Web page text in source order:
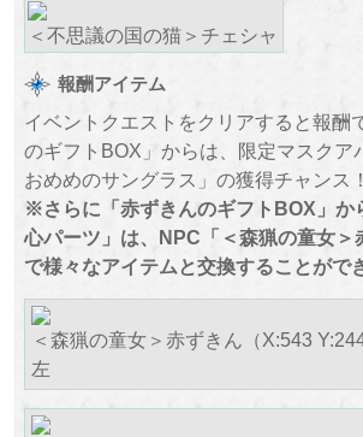
＜不思議の国の猫＞チェシャ
報酬アイテム
イベントクエストをクリアすると報酬
のギフトBOX」からは、限定マスクア
おめめのサングラス」の獲得チャンス！
※さらに「赤ずきんのギフトBOX」か
心パーツ」は、NPC「＜森猟の童女＞
で様々なアイテムと交換することがで
＜森猟の童女＞赤ずきん（X:543
左